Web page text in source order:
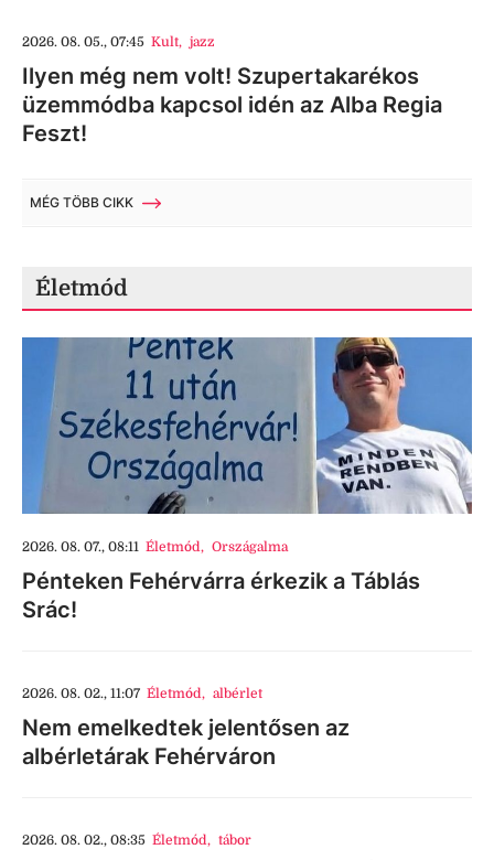
2026. 08. 05., 07:45 Kult, jazz
Ilyen még nem volt! Szupertakarékos
üzemmódba kapcsol idén az Alba Regia
Feszt!
MÉG TÖBB CIKK
Életmód
2026. 08. 07., 08:11 Életmód, Országalma
Pénteken Fehérvárra érkezik a Táblás
Srác!
2026. 08. 02., 11:07 Életmód, albérlet
Nem emelkedtek jelentősen az
albérletárak Fehérváron
2026. 08. 02., 08:35 Életmód, tábor